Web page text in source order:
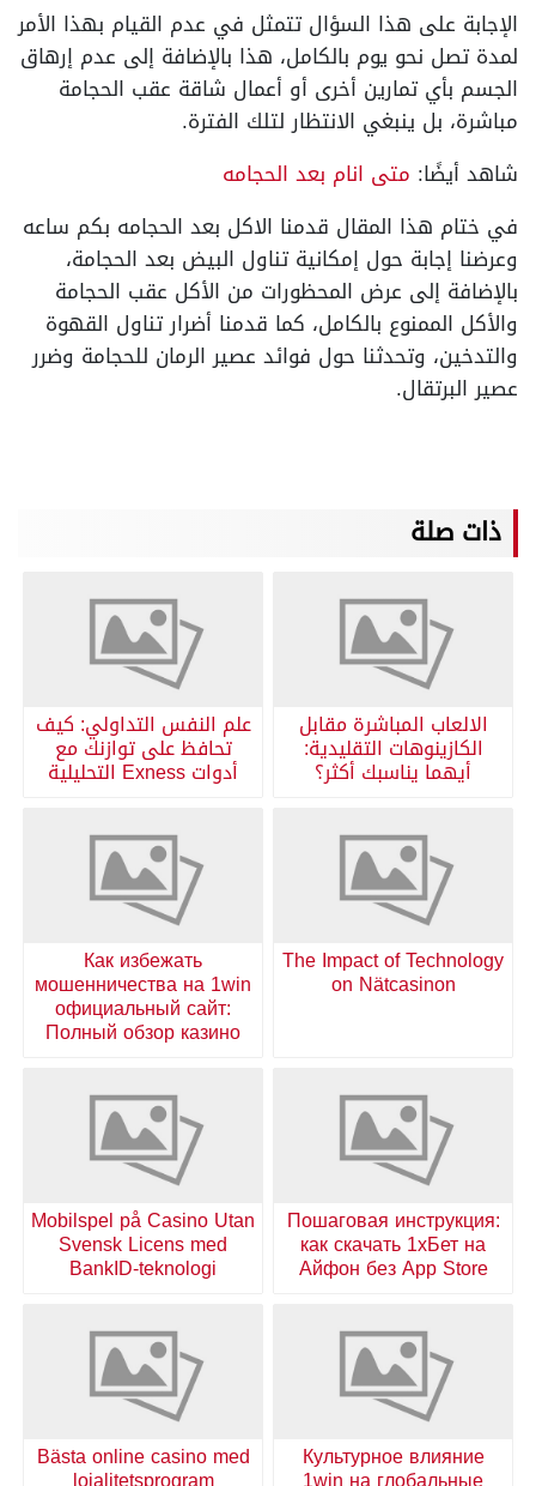
الإجابة على هذا السؤال تتمثل في عدم القيام بهذا الأمر
لمدة تصل نحو يوم بالكامل، هذا بالإضافة إلى عدم إرهاق
الجسم بأي تمارين أخرى أو أعمال شاقة عقب الحجامة
مباشرة، بل ينبغي الانتظار لتلك الفترة.
شاهد أيضًا: متى انام بعد الحجامه
في ختام هذا المقال قدمنا الاكل بعد الحجامه بكم ساعه
وعرضنا إجابة حول إمكانية تناول البيض بعد الحجامة،
بالإضافة إلى عرض المحظورات من الأكل عقب الحجامة
والأكل الممنوع بالكامل، كما قدمنا أضرار تناول القهوة
والتدخين، وتحدثنا حول فوائد عصير الرمان للحجامة وضرر
عصير البرتقال.
ذات صلة
الالعاب المباشرة مقابل
الكازينوهات التقليدية:
أيهما يناسبك أكثر؟
علم النفس التداولي: كيف
تحافظ على توازنك مع
أدوات Exness التحليلية
The Impact of Technology
on Nätcasinon
Как избежать
мошенничества на 1win
официальный сайт:
Полный обзор казино
Пошаговая инструкция:
как скачать 1хБет на
Айфон без App Store
Mobilspel på Casino Utan
Svensk Licens med
BankID-teknologi
Культурное влияние
Bästa online casino med